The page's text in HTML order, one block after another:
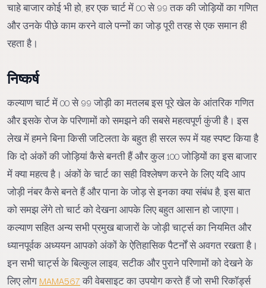
चाहे बाजार कोई भी हो, हर एक चार्ट में 00 से 99 तक की जोड़ियों का गणित
और उनके पीछे काम करने वाले पन्नों का जोड़ पूरी तरह से एक समान ही
रहता है।
निष्कर्ष
कल्याण चार्ट में 00 से 99 जोड़ी का मतलब इस पूरे खेल के आंतरिक गणित
और इसके रोज के परिणामों को समझने की सबसे महत्वपूर्ण कुंजी है। इस
लेख में हमने बिना किसी जटिलता के बहुत ही सरल रूप में यह स्पष्ट किया है
कि दो अंकों की जोड़ियां कैसे बनती हैं और कुल 100 जोड़ियों का इस बाजार
में क्या महत्व है। अंकों के चार्ट का सही विश्लेषण करने के लिए यदि आप
जोड़ी नंबर कैसे बनते हैं और पाना के जोड़ से इनका क्या संबंध है, इस बात
को समझ लेंगे तो चार्ट को देखना आपके लिए बहुत आसान हो जाएगा।
कल्याण सहित अन्य सभी प्रमुख बाजारों के जोड़ी चार्ट्स का नियमित और
ध्यानपूर्वक अध्ययन आपको अंकों के ऐतिहासिक पैटर्नों से अवगत रखता है।
इन सभी चार्ट्स के बिल्कुल लाइव, सटीक और पुराने परिणामों को देखने के
लिए लोग MAMA567की वेबसाइट का उपयोग करते हैं जो सभी रिकॉर्ड्स